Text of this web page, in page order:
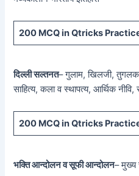
200 MCQ in Qtricks
दिल्ली सल्तनत– गुलाम, खिलजी,
साहित्य, कला व स्थापत्य, आर्थिक नीवि,
200 MCQ in Qtricks
भक्ति आन्दोलन व सूफी आन्दोलन– मुख्य